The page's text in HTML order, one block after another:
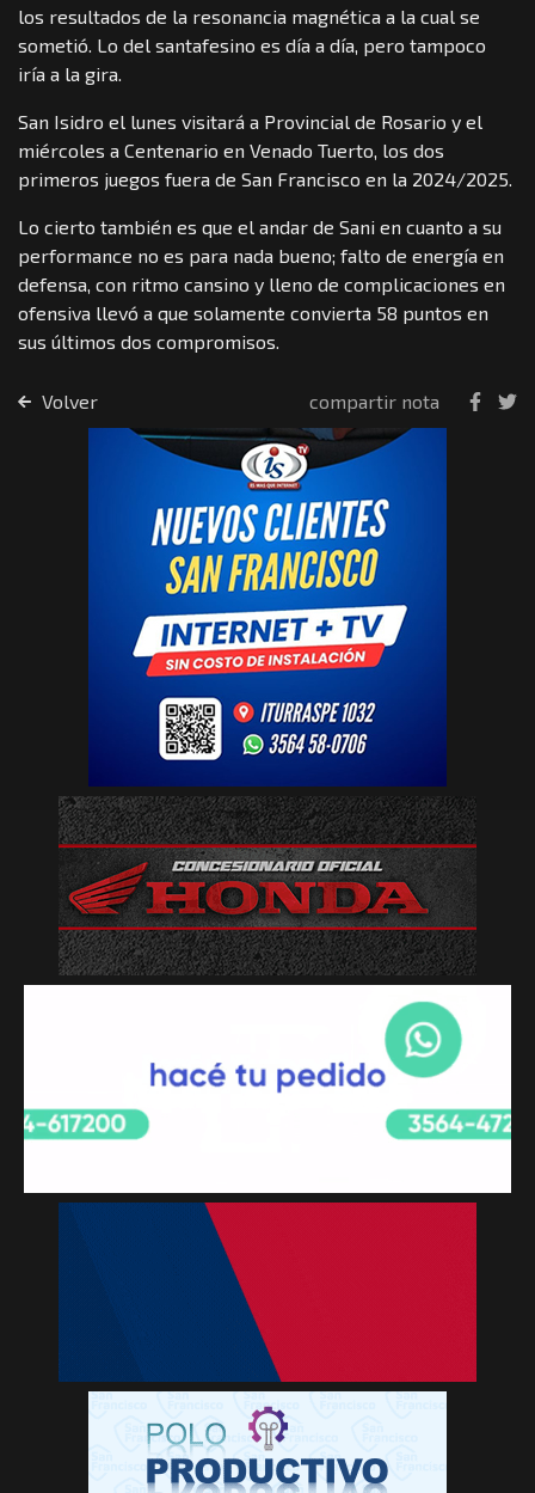
los resultados de la resonancia magnética a la cual se
sometió. Lo del santafesino es día a día, pero tampoco
iría a la gira.
San Isidro el lunes visitará a Provincial de Rosario y el
miércoles a Centenario en Venado Tuerto, los dos
primeros juegos fuera de San Francisco en la 2024/2025.
Lo cierto también es que el andar de Sani en cuanto a su
performance no es para nada bueno; falto de energía en
defensa, con ritmo cansino y lleno de complicaciones en
ofensiva llevó a que solamente convierta 58 puntos en
sus últimos dos compromisos.
Volver compartir nota